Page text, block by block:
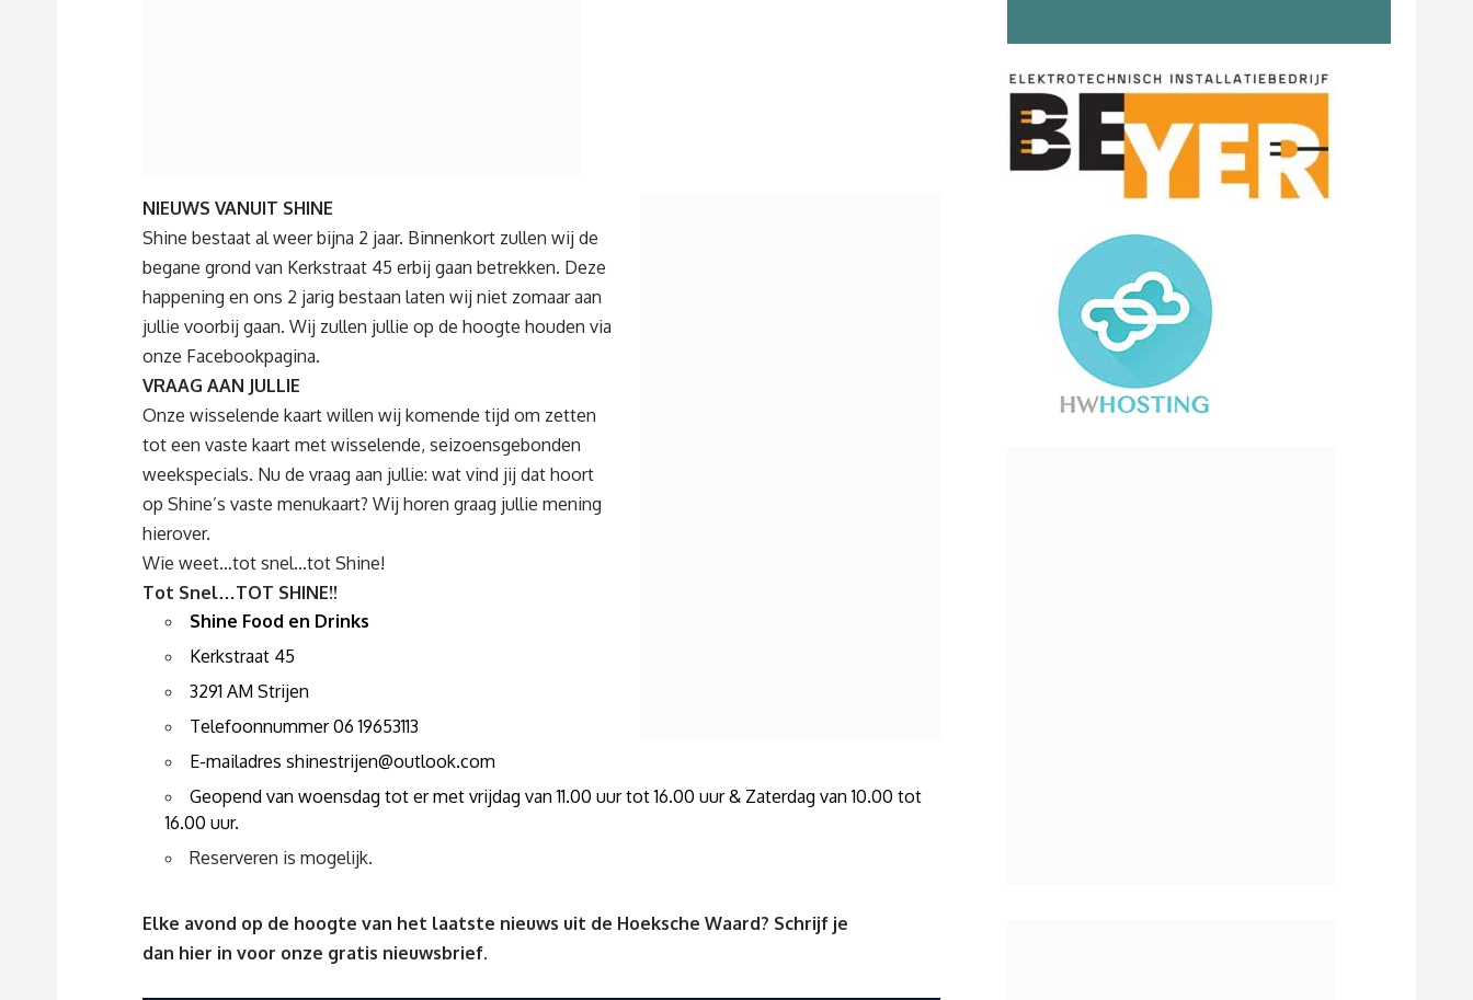
NIEUWS VANUIT SHINE
Shine bestaat al weer bijna 2 jaar. Binnenkort zullen wij de
begane grond van Kerkstraat 45 erbij gaan betrekken. Deze
happening en ons 2 jarig bestaan laten wij niet zomaar aan
jullie voorbij gaan. Wij zullen jullie op de hoogte houden via
onze Facebookpagina.
VRAAG AAN JULLIE
Onze wisselende kaart willen wij komende tijd om zetten
tot een vaste kaart met wisselende, seizoensgebonden
weekspecials. Nu de vraag aan jullie: wat vind jij dat hoort
op Shine’s vaste menukaart? Wij horen graag jullie mening
hierover.
Wie weet…tot snel…tot Shine!
Tot Snel…TOT SHINE!!
Shine Food en Drinks
Kerkstraat 45
3291 AM Strijen
Telefoonnummer 06 19653113
E-mailadres shinestrijen@outlook.com
Geopend van woensdag tot er met vrijdag van 11.00 uur tot 16.00 uur & Zaterdag van 10.00 tot
16.00 uur.
Reserveren is mogelijk.
Elke avond op de hoogte van het laatste nieuws uit de Hoeksche Waard? Schrijf je
dan hier in voor onze gratis nieuwsbrief.